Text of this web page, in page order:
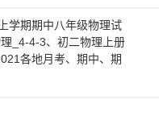
学期期中八年级物理试
_4-4-3、初二物理上册
各地月考、期中、期